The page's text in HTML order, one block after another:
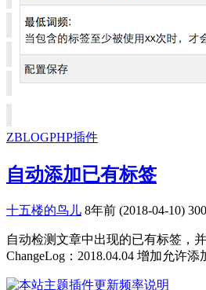
ZBLOGPHP插件
自动添加已有标签
十五楼的鸟儿 8年前 (2018-04-10)
自动检测文章中出现的已有标签，
ChangeLog：2018.04.04 增加允许